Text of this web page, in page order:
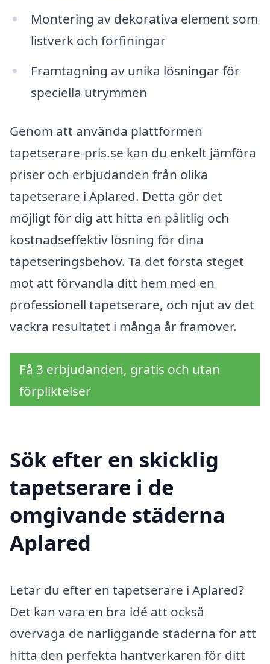
Montering av dekorativa element som
listverk och förfiningar
Framtagning av unika lösningar för
speciella utrymmen
Genom att använda plattformen
tapetserare-pris.se kan du enkelt jämföra
priser och erbjudanden från olika
tapetserare i Aplared. Detta gör det
möjligt för dig att hitta en pålitlig och
kostnadseffektiv lösning för dina
tapetseringsbehov. Ta det första steget
mot att förvandla ditt hem med en
professionell tapetserare, och njut av det
vackra resultatet i många år framöver.
Få 3 erbjudanden, gratis och utan
förpliktelser
Sök efter en skicklig
tapetserare i de
omgivande städerna
Aplared
Letar du efter en tapetserare i Aplared?
Det kan vara en bra idé att också
överväga de närliggande städerna för att
hitta den perfekta hantverkaren för ditt